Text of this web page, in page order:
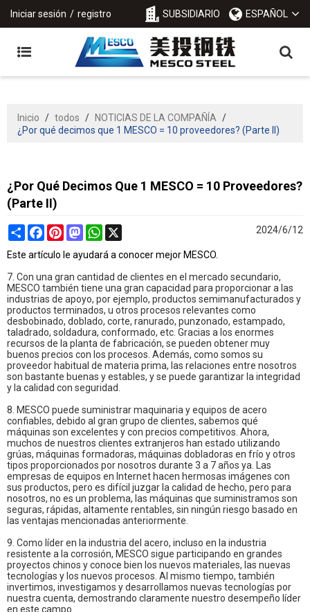
Iniciar sesión / registro SUBSIDIARIO ESPAÑOL
Inicio / todos / NOTICIAS DE LA COMPAÑÍA /
¿Por qué decimos que 1 MESCO = 10 proveedores? (Parte II)
¿Por Qué Decimos Que 1 MESCO = 10 Proveedores?
(Parte II)
ShareFacebookPinterestMastodonWhatsApp 2024/6/12
Este artículo le ayudará a conocer mejor MESCO.
7. Con una gran cantidad de clientes en el mercado secundario,
MESCO también tiene una gran capacidad para proporcionar a las
industrias de apoyo, por ejemplo, productos semimanufacturados y
productos terminados, u otros procesos relevantes como
desbobinado, doblado, corte, ranurado, punzonado, estampado,
taladrado, soldadura, conformado, etc. Gracias a los enormes
recursos de la planta de fabricación, se pueden obtener muy
buenos precios con los procesos. Además, como somos su
proveedor habitual de materia prima, las relaciones entre nosotros
son bastante buenas y estables, y se puede garantizar la integridad
y la calidad con seguridad.
8. MESCO puede suministrar maquinaria y equipos de acero
confiables, debido al gran grupo de clientes, sabemos qué
máquinas son excelentes y con precios competitivos. Ahora,
muchos de nuestros clientes extranjeros han estado utilizando
grúas, máquinas formadoras, máquinas dobladoras en frío y otros
tipos proporcionados por nosotros durante 3 a 7 años ya. Las
empresas de equipos en Internet hacen hermosas imágenes con
sus productos, pero es difícil juzgar la calidad de hecho, pero para
nosotros, no es un problema, las máquinas que suministramos son
seguras, rápidas, altamente rentables, sin ningún riesgo basado en
las ventajas mencionadas anteriormente.
9. Como líder en la industria del acero, incluso en la industria
resistente a la corrosión, MESCO sigue participando en grandes
proyectos chinos y conoce bien los nuevos materiales, las nuevas
tecnologías y los nuevos procesos. Al mismo tiempo, también
invertimos, investigamos y desarrollamos nuevas tecnologías por
nuestra cuenta, demostrando claramente nuestro desempeño líder
en este campo.